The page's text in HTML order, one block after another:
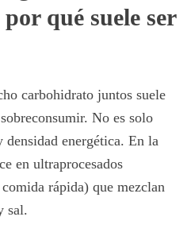
qué suele ser
carbohidrato juntos suele
No es solo
energética. En la
en ultraprocesados
rápida) que mezclan
sal.